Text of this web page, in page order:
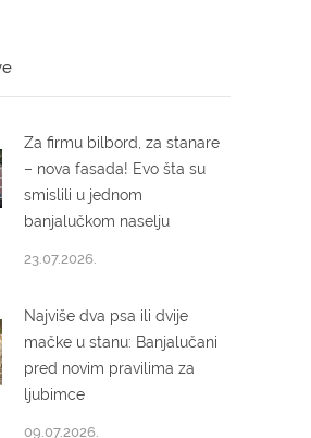
Za firmu bilbord, za stanare
– nova fasada! Evo šta su
smislili u jednom
banjalučkom naselju
23.07.2026.
Najviše dva psa ili dvije
mačke u stanu: Banjalučani
pred novim pravilima za
ljubimce
09.07.2026.